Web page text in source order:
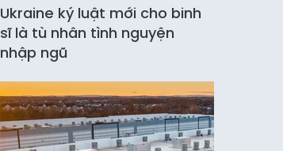
Ukraine ký luật mới cho binh
sĩ là tù nhân tình nguyện
nhập ngũ